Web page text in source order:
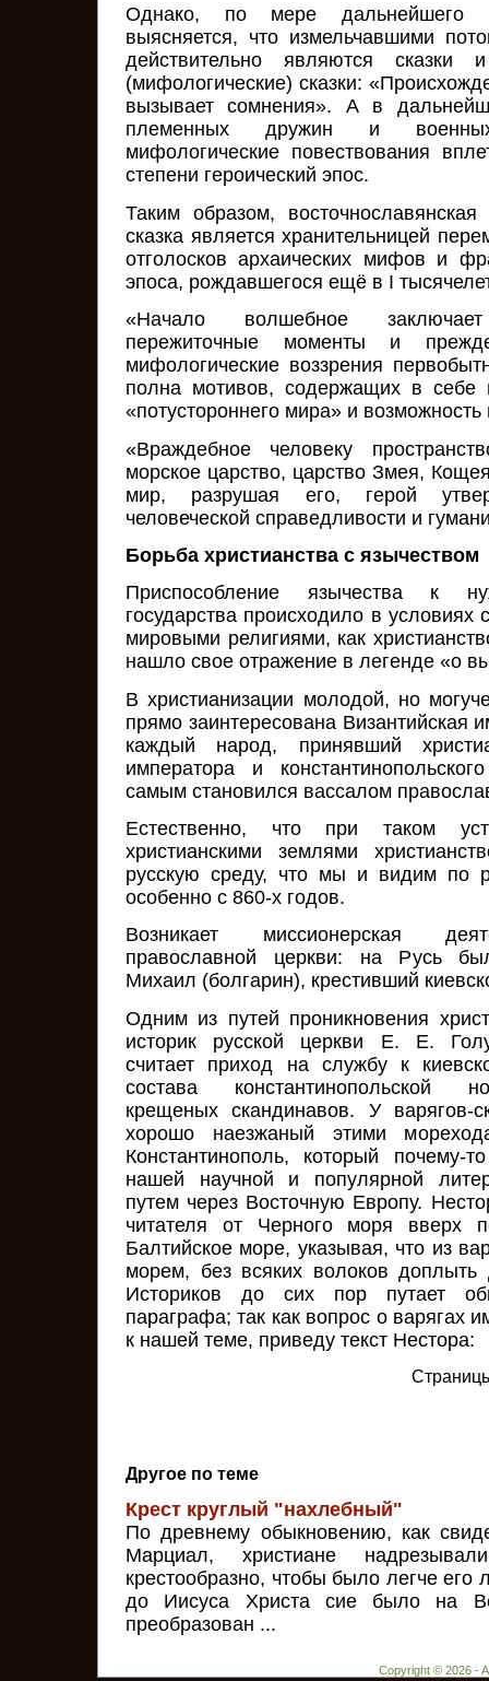
Однако, по мере дальнейшего
выясняется, что измельчавшими
действительно являются
(мифологические) сказки:
вызывает сомнения». А в
племенных дружин и
мифологические повествования
степени героический эпос.
Таким образом, восточнославянская
сказка является хранительницей
отголосков архаических мифов и
эпоса, рождавшегося ещё в I
«Начало волшебное
пережиточные моменты и
мифологические воззрения
полна мотивов, содержащих в себе
«потустороннего мира» и
«Враждебное человеку
морское царство, царство Змея,
мир, разрушая его, герой
человеческой справедливости и
Борьба христианства с язычеством
Приспособление язычества к
государства происходило в условиях
мировыми религиями, как
нашло свое отражение в легенде «о
В христианизации молодой, но
прямо заинтересована Византийская
каждый народ, принявший
императора и
самым становился вассалом
Естественно, что при таком
христианскими землями
русскую среду, что мы и видим по
особенно с 860-х годов.
Возникает миссионерская
православной церкви: на Русь
Михаил (болгарин), крестивший
Одним из путей проникновения
историк русской церкви Е. Е.
считает приход на службу к
состава константинопольской
крещеных скандинавов. У варягов-
хорошо наезжаный этими
Константинополь, который
нашей научной и популярной
путем через Восточную Европу.
читателя от Черного моря
Балтийское море, указывая, что из
морем, без всяких волоков
Историков до сих пор путает
параграфа; так как вопрос о варягах
к нашей теме, приведу текст Нестора:
Другое по теме
Крест круглый "нахлебный"
По древнему обыкновению, как
Марциал, христиане
крестообразно, чтобы было легче
до Иисуса Христа сие было на
преобразован ...
Copyright © 2026 -